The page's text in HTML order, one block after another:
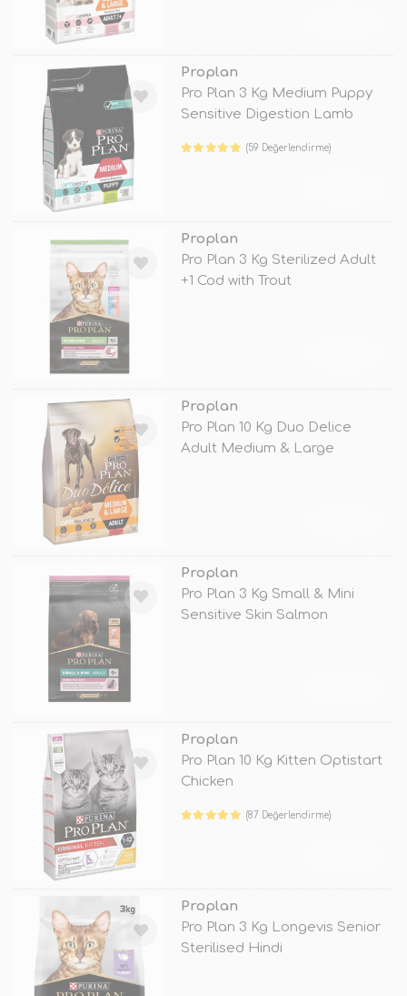
Proplan
Pro Plan 3 Kg Medium Puppy
Sensitive Digestion Lamb
(59 Değerlendirme)
Proplan
Pro Plan 3 Kg Sterilized Adult
+1 Cod with Trout
Proplan
Pro Plan 10 Kg Duo Delice
Adult Medium & Large
Proplan
Pro Plan 3 Kg Small & Mini
Sensitive Skin Salmon
Proplan
Pro Plan 10 Kg Kitten Optistart
Chicken
(87 Değerlendirme)
Proplan
Pro Plan 3 Kg Longevis Senior
Sterilised Hindi